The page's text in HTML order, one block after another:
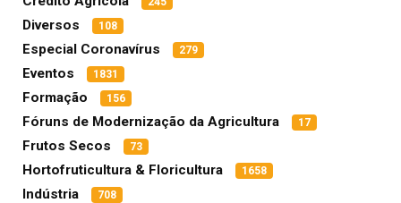
Diversos 108
Especial Coronavírus 279
Eventos 1831
Formação 156
Fóruns de Modernização da Agricultura 17
Frutos Secos 73
Hortofruticultura & Floricultura 1658
Indústria 708